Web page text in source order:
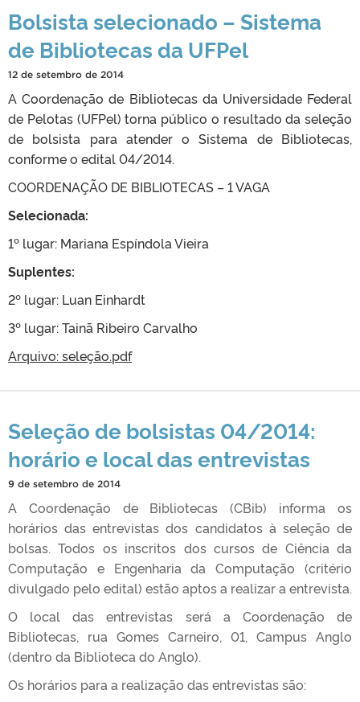
Bolsista selecionado – Sistema
de Bibliotecas da UFPel
12 de setembro de 2014
A Coordenação de Bibliotecas da Universidade Federal
de Pelotas (UFPel) torna público o resultado da seleção
de bolsista para atender o Sistema de Bibliotecas,
conforme o edital 04/2014.
COORDENAÇÃO DE BIBLIOTECAS – 1 VAGA
Selecionada:
1º lugar: Mariana Espíndola Vieira
Suplentes:
2º lugar: Luan Einhardt
3º lugar: Tainã Ribeiro Carvalho
Arquivo: seleção.pdf
Seleção de bolsistas 04/2014:
horário e local das entrevistas
9 de setembro de 2014
A Coordenação de Bibliotecas (CBib) informa os
horários das entrevistas dos candidatos à seleção de
bolsas. Todos os inscritos dos cursos de Ciência da
Computação e Engenharia da Computação (critério
divulgado pelo edital) estão aptos a realizar a entrevista.
O local das entrevistas será a Coordenação de
Bibliotecas, rua Gomes Carneiro, 01, Campus Anglo
(dentro da Biblioteca do Anglo).
Os horários para a realização das entrevistas são: